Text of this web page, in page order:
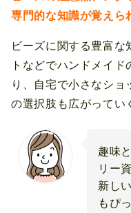
専門的な知識が覚えら
ビーズに関する豊富な
トなどでハンドメイ
り、自宅で小さなショ
の選択肢も広がってい
趣味
リー
新し
もぴ